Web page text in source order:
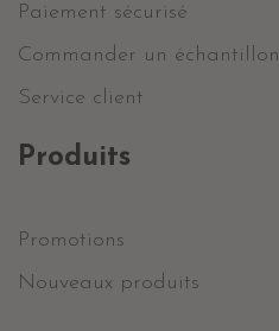
Paiement sécurisé
Commander un échantillon
Service client
Produits
Promotions
Nouveaux produits